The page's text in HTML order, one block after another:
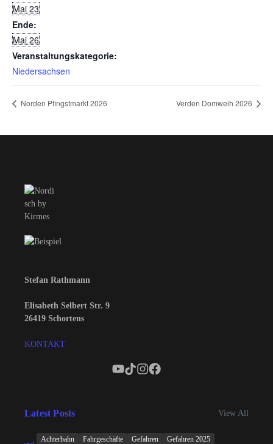
Mai 23
Ende:
Mai 26
Veranstaltungskategorie:
Niedersachsen
Norden Pfingstmarkt 2026 Verden Domweih 2026
Stefan Rathmann
Elisabeth Selbert Str. 9
26419 Schortens
KONTAKT
Latest Posts View All
Achterbahn Fahrgeschäfte Gefahren Gefahren 2025